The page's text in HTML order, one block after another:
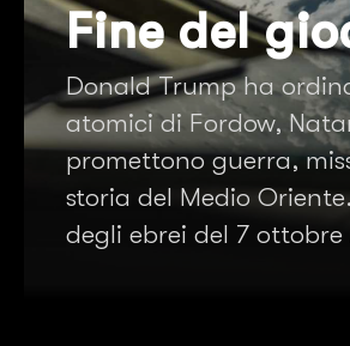
Fine del
Donald Trump ha
atomici di Fordow,
promettono guerra,
storia del Medio
degli ebrei del 7 ottobre